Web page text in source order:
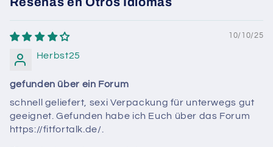
10/10/25
Herbst25
gefunden über ein Forum
schnell geliefert, sexi Verpackung für unterwegs gut
geeignet. Gefunden habe ich Euch über das Forum
https://fitfortalk.de/.